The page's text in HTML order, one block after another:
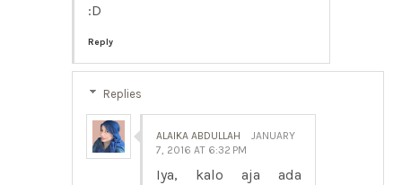
:D
Reply
Replies
ALAIKA ABDULLAH
JANUARY
7, 2016 AT 6:32 PM
Iya, kalo aja ada